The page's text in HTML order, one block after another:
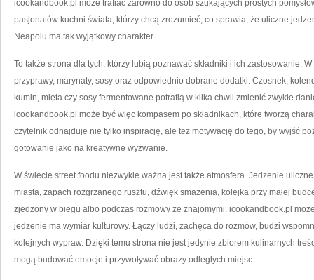
icookandbook.pl może trafiać zarówno do osób szukających prostych
pasjonatów kuchni świata, którzy chcą zrozumieć, co sprawia, że uliczne
Neapolu ma tak wyjątkowy charakter.
To także strona dla tych, którzy lubią poznawać składniki i ich zastosowanie.
przyprawy, marynaty, sosy oraz odpowiednio dobrane dodatki. Czosnek,
kumin, mięta czy sosy fermentowane potrafią w kilka chwil zmienić zwykłe
icookandbook.pl może być więc kompasem po składnikach, które tworzą
czytelnik odnajduje nie tylko inspirację, ale też motywację do tego, by wyjść
gotowanie jako na kreatywne wyzwanie.
W świecie street foodu niezwykle ważna jest także atmosfera. Jedzenie
miasta, zapach rozgrzanego rusztu, dźwięk smażenia, kolejka przy małej
zjedzony w biegu albo podczas rozmowy ze znajomymi. icookandbook.pl
jedzenie ma wymiar kulturowy. Łączy ludzi, zachęca do rozmów, budzi
kolejnych wypraw. Dzięki temu strona nie jest jedynie zbiorem kulinarnych
mogą budować emocje i przywoływać obrazy odległych miejsc.